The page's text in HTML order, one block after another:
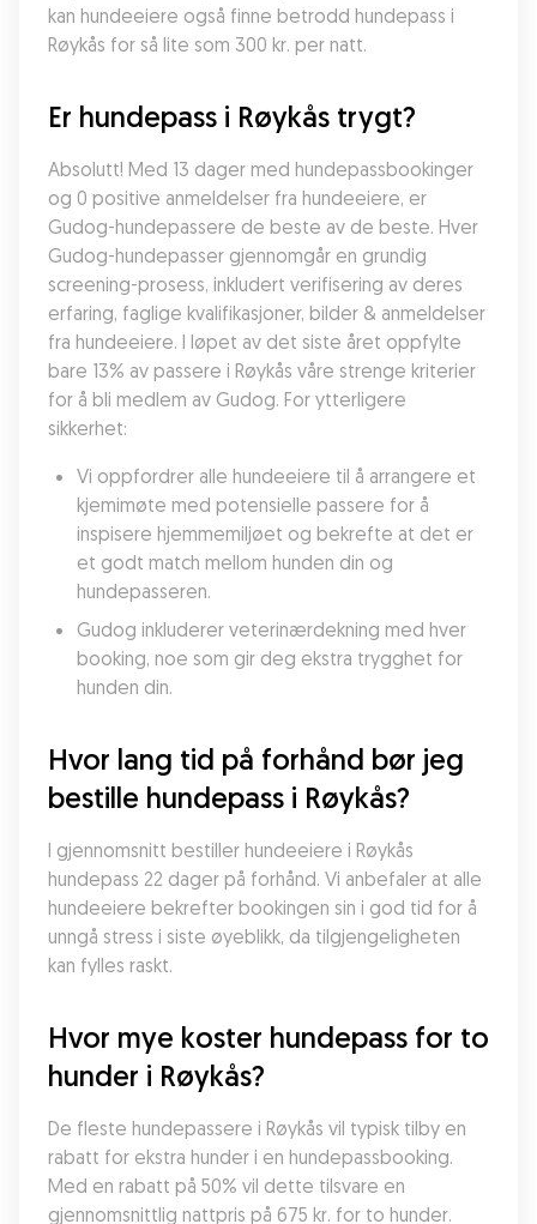
kan hundeeiere også finne betrodd hundepass i
Røykås for så lite som 300 kr. per natt.
Er hundepass i Røykås trygt?
Absolutt! Med 13 dager med hundepassbookinger
og 0 positive anmeldelser fra hundeeiere, er
Gudog-hundepassere de beste av de beste. Hver
Gudog-hundepasser gjennomgår en grundig
screening-prosess, inkludert verifisering av deres
erfaring, faglige kvalifikasjoner, bilder & anmeldelser
fra hundeeiere. I løpet av det siste året oppfylte
bare 13% av passere i Røykås våre strenge kriterier
for å bli medlem av Gudog. For ytterligere
sikkerhet:
Vi oppfordrer alle hundeeiere til å arrangere et
kjemimøte med potensielle passere for å
inspisere hjemmemiljøet og bekrefte at det er
et godt match mellom hunden din og
hundepasseren.
Gudog inkluderer veterinærdekning med hver
booking, noe som gir deg ekstra trygghet for
hunden din.
Hvor lang tid på forhånd bør jeg
bestille hundepass i Røykås?
I gjennomsnitt bestiller hundeeiere i Røykås
hundepass 22 dager på forhånd. Vi anbefaler at alle
hundeeiere bekrefter bookingen sin i god tid for å
unngå stress i siste øyeblikk, da tilgjengeligheten
kan fylles raskt.
Hvor mye koster hundepass for to
hunder i Røykås?
De fleste hundepassere i Røykås vil typisk tilby en
rabatt for ekstra hunder i en hundepassbooking.
Med en rabatt på 50% vil dette tilsvare en
gjennomsnittlig nattpris på 675 kr. for to hunder.